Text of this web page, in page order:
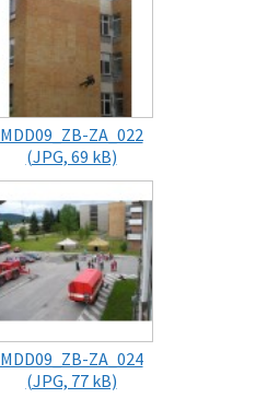
MDD09_ZB-ZA_022
(JPG, 69 kB)
MDD09_ZB-ZA_024
(JPG, 77 kB)